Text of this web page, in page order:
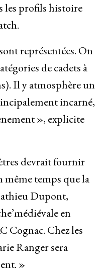
les profils histoire
représentées. On
de cadets à
Il y atmosphère un
incarné,
», explicite
devrait fournir
temps que la
Dupont,
en
Cognac. Chez les
Ranger sera
»